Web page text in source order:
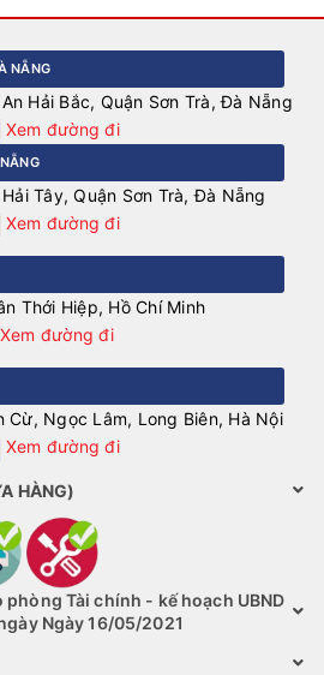
NẴNG
Hải Bắc, Quận Sơn Trà, Đà Nẵng
Xem đường đi
Tây, Quận Sơn Trà, Đà Nẵng
Xem đường đi
Thới Hiệp, Hồ Chí Minh
Xem đường đi
Ngọc Lâm, Long Biên, Hà Nội
Xem đường đi
HÀNG)
Tài chính - kế hoạch UBND
Ngày 16/05/2021